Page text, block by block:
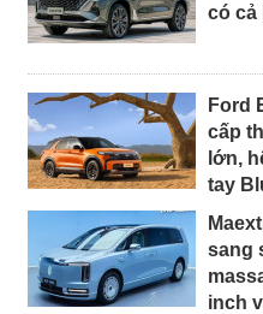
có cả
Ford
cấp
lớn,
tay
sang
inch